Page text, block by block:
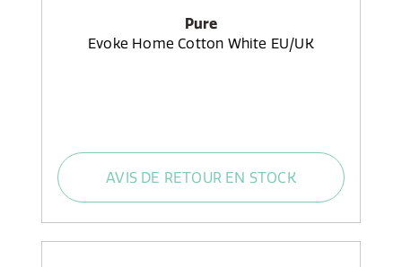
Pure
Evoke Home Cotton White EU/UK
AVIS DE RETOUR EN STOCK